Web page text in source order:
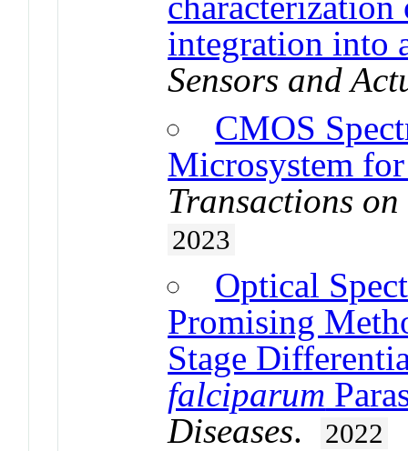
integration into
Sensors and
CMOS
Microsystem
Transactions
2023
Optical
Promising
Stage
falciparum
Diseases. 2022